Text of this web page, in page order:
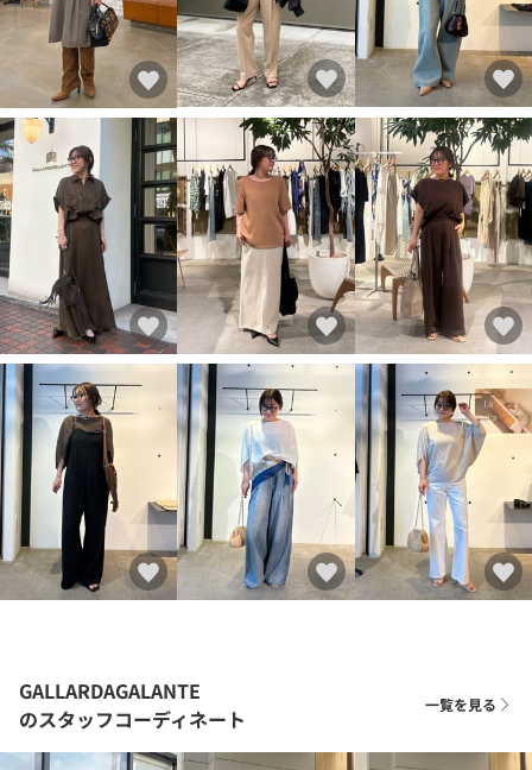
GALLARDAGALANTE
のスタッフコーディネート
一覧を見る